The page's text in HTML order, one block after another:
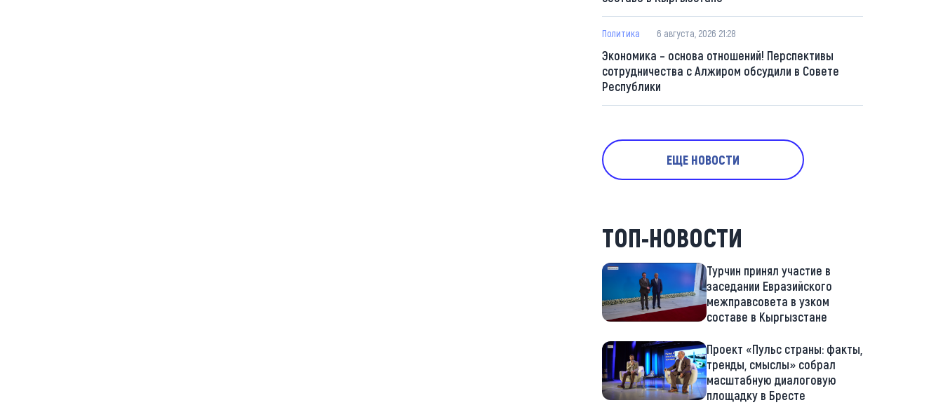
Политика 6 августа, 2026 21:28
Экономика – основа отношений! Перспективы
сотрудничества с Алжиром обсудили в Совете
Республики
ЕЩЕ НОВОСТИ
ТОП-НОВОСТИ
Турчин принял участие в
заседании Евразийского
межправсовета в узком
составе в Кыргызстане
Проект «Пульс страны: факты,
тренды, смыслы» собрал
масштабную диалоговую
площадку в Бресте